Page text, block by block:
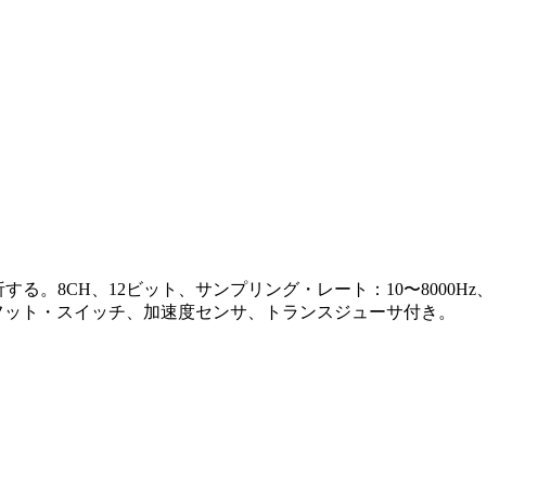
。8CH、12ビット、サンプリング・レート：10〜8000Hz、
ト・スイッチ、加速度センサ、トランスジューサ付き。